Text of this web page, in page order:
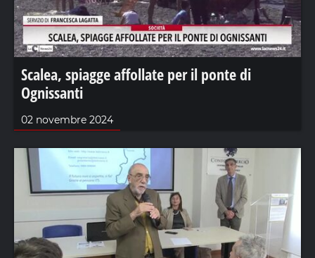
Scalea, spiagge affollate per il ponte di
Ognissanti
02 novembre 2024